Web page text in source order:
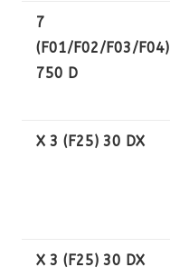
7
(F01/F02/F03/F04)
750 D
X 3 (F25) 30 DX
X 3 (F25) 30 DX